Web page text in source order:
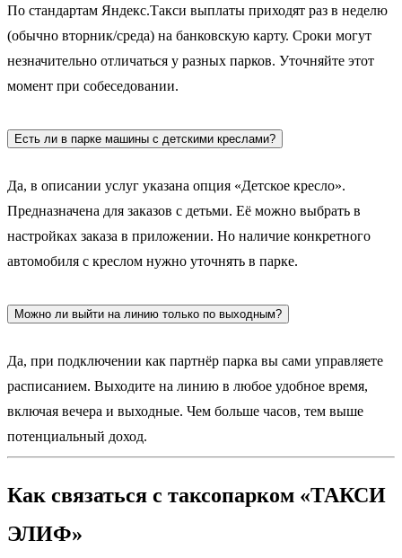
По стандартам Яндекс.Такси выплаты приходят раз в неделю
(обычно вторник/среда) на банковскую карту. Сроки могут
незначительно отличаться у разных парков. Уточняйте этот
момент при собеседовании.
Есть ли в парке машины с детскими креслами?
Да, в описании услуг указана опция «Детское кресло».
Предназначена для заказов с детьми. Её можно выбрать в
настройках заказа в приложении. Но наличие конкретного
автомобиля с креслом нужно уточнять в парке.
Можно ли выйти на линию только по выходным?
Да, при подключении как партнёр парка вы сами управляете
расписанием. Выходите на линию в любое удобное время,
включая вечера и выходные. Чем больше часов, тем выше
потенциальный доход.
Как связаться с таксопарком «ТАКСИ
ЭЛИФ»